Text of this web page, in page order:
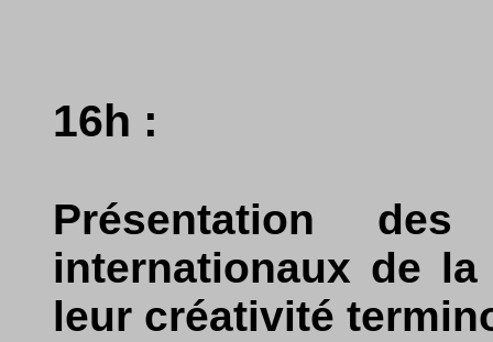
16h :
Présentation
internationaux de
leur créativité